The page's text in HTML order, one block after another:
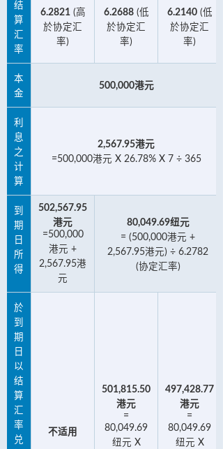
结
算
汇
率
6.2821(高
於协定汇
率)
6.2688(低
於协定汇
率)
6.2140(低
於协定汇
率)
本
金
500,000港元
利
息
之
计
算
2,567.95港元
=500,000港元 X 26.78% X 7 ÷ 365
到
期
日
所
得
502,567.95
港元
=500,000
港元 +
2,567.95港
元
80,049.69纽元
= (500,000港元 +
2,567.95港元) ÷ 6.2782
(协定汇率)
於
到
期
日
以
结
算
汇
率
兑
不适用
501,815.50
港元
=
80,049.69
纽元 X
497,428.77
港元
=
80,049.69
纽元 X